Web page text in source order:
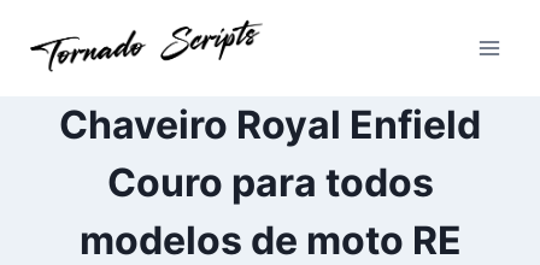
para
ConteúdoChaveiro Royal Enfield
Couro para todos
modelos de moto RE